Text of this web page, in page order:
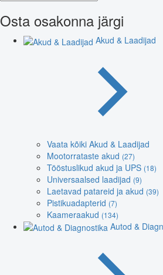
Osta osakonna järgi
Akud & Laadijad
Vaata kõiki Akud & Laadijad
Mootorrataste akud (27)
Tööstuslikud akud ja UPS (18)
Universaalsed laadijad (9)
Laetavad patareid ja akud (39)
Pistikuadapterid (7)
Kaameraakud (134)
Autod &